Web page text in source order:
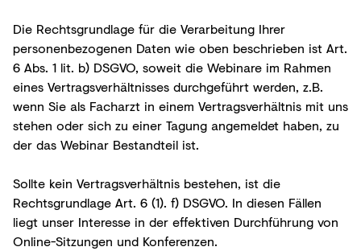
Die Rechtsgrundlage für die Verarbeitung Ihrer
personenbezogenen Daten wie oben beschrieben ist Art.
6 Abs. 1 lit. b) DSGVO, soweit die Webinare im Rahmen
eines Vertragsverhältnisses durchgeführt werden, z.B.
wenn Sie als Facharzt in einem Vertragsverhältnis mit uns
stehen oder sich zu einer Tagung angemeldet haben, zu
der das Webinar Bestandteil ist.
Sollte kein Vertragsverhältnis bestehen, ist die
Rechtsgrundlage Art. 6 (1). f) DSGVO. In diesen Fällen
liegt unser Interesse in der effektiven Durchführung von
Online-Sitzungen und Konferenzen.